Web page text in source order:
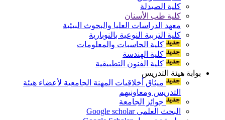
كلية الصيدلة
كلية طب الأسنان
معهد الدراسات العليا والبحوث البيئية
كلية التربية النوعية بالنوبارية
كلية الحاسبات والمعلومات
كلية الهندسة
كلية الفنون التطبيقية
بوابة هيئة التدريس
ميثاق أخلاقيات المهنة الجامعية لأعضاء هيئة
التدريس ومعاونيهم
جوائز الجامعة
البحث العلمى Google scholar